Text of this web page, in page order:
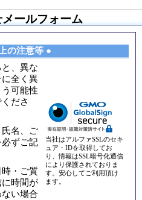
ールフォーム
の注意等 ●
、異な
全く異
可能性
ださ
当社はアルファSSLのセキ
ュア・IDを取得してお
り、情報はSSL暗号化通信
により保護されておりま
す。安心してご利用頂け
ます。
名、ご
ずご記
・ご質
時間が
い場合